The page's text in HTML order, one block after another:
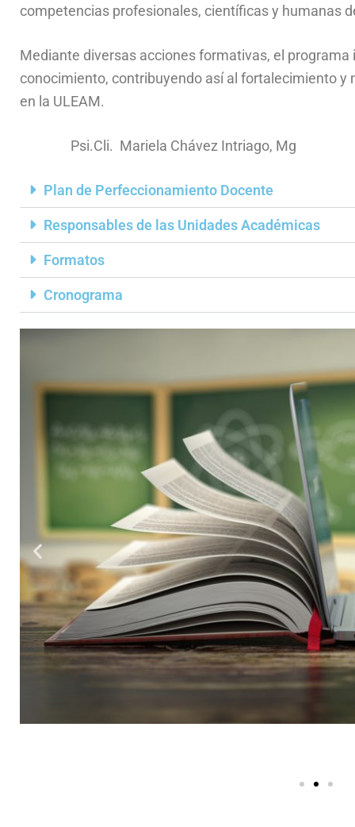
competencias profesionales, científicas y humanas
Mediante diversas acciones formativas, el
conocimiento, contribuyendo así al fortalecimiento y
en la ULEAM.
Psi.Cli. Mariela Chávez Intriago, Mg
Plan de Perfeccionamiento Docente
Responsables de las Unidades Académicas
Formatos
Cronograma